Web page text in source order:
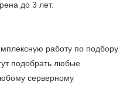
до 3 лет.
работу по подбору
подобрать любые
серверному